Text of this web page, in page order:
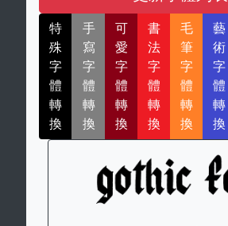
特
殊
字
體
轉
換
手
寫
字
體
轉
換
可
愛
字
體
轉
換
書
法
字
體
轉
換
毛
筆
字
體
轉
換
藝
術
字
體
轉
換